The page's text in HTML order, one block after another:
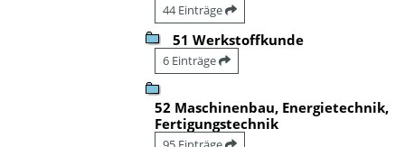
44 Einträge
51 Werkstoffkunde
6 Einträge
52 Maschinenbau, Energietechnik,
Fertigungstechnik